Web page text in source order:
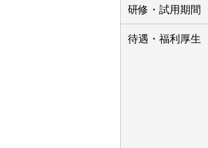
研修・試用期間
待遇・福利厚生